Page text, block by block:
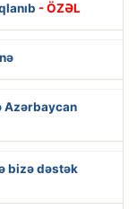
- ÖZƏL
Azərbaycan
bizə dəstək